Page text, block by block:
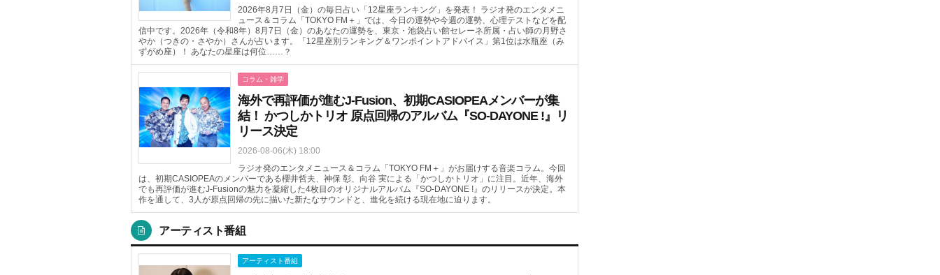
2026年8月7日（金）の毎日占い「12星座ランキング」を発表！ ラジオ発のエンタメニ
ュース＆コラム「TOKYO FM＋」では、今日の運勢や今週の運勢、心理テストなどを配
信中です。2026年（令和8年）8月7日（金）のあなたの運勢を、東京・池袋占い館セレーネ所属・占い師の月野さ
やか（つきの・さやか）さんが占います。「12星座別ランキング＆ワンポイントアドバイス」第1位は水瓶座（み
ずがめ座）！ あなたの星座は何位……？
コラム・雑学
海外で再評価が進むJ-Fusion、初期CASIOPEAメンバーが集
結！ かつしかトリオ 原点回帰のアルバム『SO-DAYONE !』リ
リース決定
2026-08-06(木) 18:00
ラジオ発のエンタメニュース＆コラム「TOKYO FM＋」がお届けする音楽コラム。今回
は、初期CASIOPEAのメンバーである櫻井哲夫、神保 彰、向谷 実による「かつしかトリオ」に注目。近年、海外
でも再評価が進むJ-Fusionの魅力を凝縮した4枚目のオリジナルアルバム『SO-DAYONE !』のリリースが決定。本
作を通して、3人が原点回帰の先に描いた新たなサウンドと、進化を続ける現在地に迫ります。
アーティスト番組
アーティスト番組